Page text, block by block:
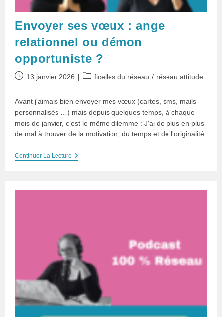
Envoyer ses vœux : ange
relationnel ou démon
opportuniste ?
Publication
13 janvier 2026
Postficelles du réseau / réseau attitude
Avant j'aimais bien envoyer mes vœux (cartes, sms, mails
personnalisés …) mais depuis quelques temps, à chaque
mois de janvier, c’est le même dilemme : J'ai de plus en plus
de mal à trouver de la motivation, du temps et de l'originalité.
Continuer La LectureEnvoyer